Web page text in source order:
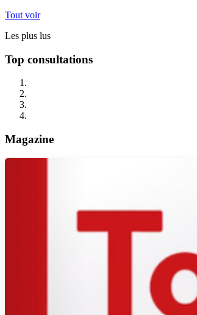
Tout voir
Les plus lus
Top consultations
Magazine